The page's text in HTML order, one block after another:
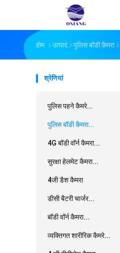
होम उत्पाद पुलिस बॉडी कैमरा
श्रेणियां
पुलिस पहने कैमरे...
पुलिस बॉडी कैमरा...
4G बॉडी वॉर्न कैमरा...
सुरक्षा हेलमेट कैमरा...
4जी डैश कैमरा
डीसी बैटरी चार्जर...
बॉडी वॉर्न कैमरा...
व्यक्तिगत शारीरिक कैमरे...